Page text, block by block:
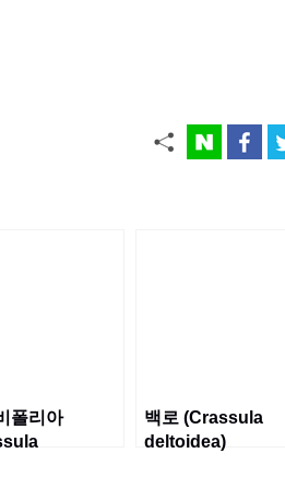
폴리아
백로 (Crassula
deltoidea)